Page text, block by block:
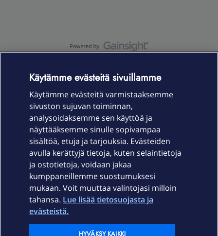
Laitteet & liittymät
Palvelut
Ajankohtaista
Elisa Oyj
Käytämme evästeitä sivuillamme
Käytämme evästeitä varmistaaksemme
sivuston sujuvan toiminnan,
analysoidaksemme sen käyttöä ja
näyttääksemme sinulle sopivampaa
sisältöä, etuja ja tarjouksia. Evästeiden
avulla kerättyjä tietoja, kuten selaintietoja
ja ostotietoja, voidaan jakaa
kumppaneillemme suostumuksesi
mukaan. Voit muuttaa valintojasi milloin
tahansa. Lue lisää tietosuojasta ja
evästeistä.
HYVÄKSY KAIKKI